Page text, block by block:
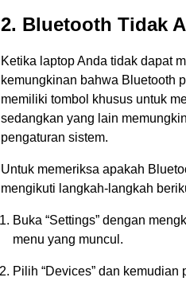
2. Bluetooth Tidak
Ketika laptop Anda tidak dapat
kemungkinan bahwa Bluetooth
memiliki tombol khusus untuk
sedangkan yang lain
pengaturan sistem.
Untuk memeriksa apakah
mengikuti langkah-langkah
Buka “Settings” dengan
menu yang muncul.
Pilih “Devices” dan kemudian